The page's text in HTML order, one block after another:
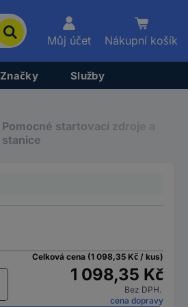
Můj účet Nákupní košík
Značky Služby
Pomocné startovací zdroje a
stanice
Celková cena (1 098,35 Kč / kus)
1 098,35 Kč
Bez DPH.
cena dopravy